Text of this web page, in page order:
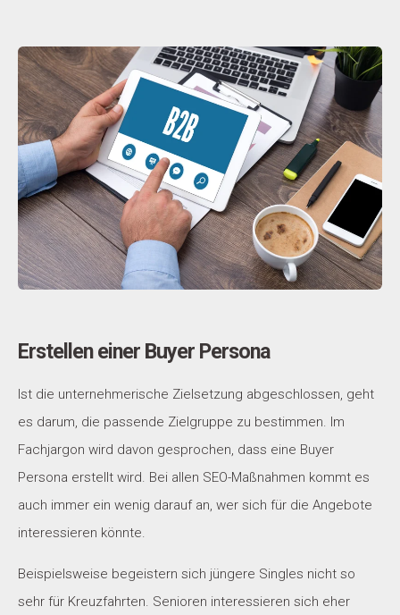
Erstellen einer Buyer Persona
Ist die unternehmerische Zielsetzung abgeschlossen, geht
es darum, die passende Zielgruppe zu bestimmen. Im
Fachjargon wird davon gesprochen, dass eine Buyer
Persona erstellt wird. Bei allen SEO-Maßnahmen kommt es
auch immer ein wenig darauf an, wer sich für die Angebote
interessieren könnte.
Beispielsweise begeistern sich jüngere Singles nicht so
sehr für Kreuzfahrten. Senioren interessieren sich eher